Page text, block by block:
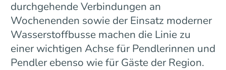
durchgehende Verbindungen an
Wochenenden sowie der Einsatz moderner
Wasserstoffbusse machen die Linie zu
einer wichtigen Achse für Pendlerinnen und
Pendler ebenso wie für Gäste der Region.